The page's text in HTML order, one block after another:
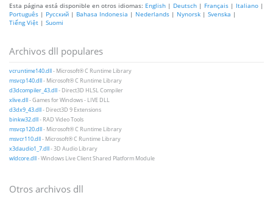
Esta página está disponible en otros idiomas: English | Deutsch | Français | Italiano |
Português | Русский | Bahasa Indonesia | Nederlands | Nynorsk | Svenska |
Tiếng Việt | Suomi
Archivos dll populares
vcruntime140.dll- Microsoft® C Runtime Library
msvcp140.dll- Microsoft® C Runtime Library
d3dcompiler_43.dll- Direct3D HLSL Compiler
xlive.dll- Games for Windows - LIVE DLL
d3dx9_43.dll- Direct3D 9 Extensions
binkw32.dll- RAD Video Tools
msvcp120.dll- Microsoft® C Runtime Library
msvcr110.dll- Microsoft® C Runtime Library
x3daudio1_7.dll- 3D Audio Library
wldcore.dll- Windows Live Client Shared Platform Module
Otros archivos dll